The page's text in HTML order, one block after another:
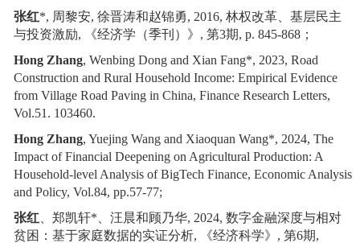
张红*, 周黎安, 徐晋涛和赵锦勇, 2016, 林权改革、基层民主
与投资激励, 《经济学（季刊）》 , 第3期, p. 845-868 ；
Hong Zhang, Wenbing Dong and Xian Fang*, 2023, Road
Construction and Rural Household Income: Empirical Evidence
from Village Road Paving in China, Finance Research Letters,
Vol.51. 103460.
Hong Zhang, Yuejing Wang and Xiaoquan Wang*, 2024, The
Impact of Financial Deepening on Agricultural Production: A
Household-level Analysis of BigTech Finance, Economic Analysis
and Policy, Vol.84, pp.57-77;
张红 、郑凯轩* 、汪晨和顾乃华, 2024, 数字金融深度与相对
贫困：基于家庭数据的实证分析, 《经济科学》 , 第6期,